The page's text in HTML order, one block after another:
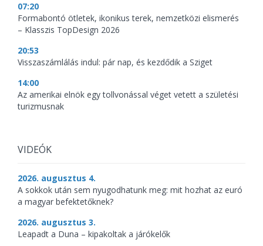
07:20
Formabontó ötletek, ikonikus terek, nemzetközi elismerés
– Klasszis TopDesign 2026
20:53
Visszaszámlálás indul: pár nap, és kezdődik a Sziget
14:00
Az amerikai elnök egy tollvonással véget vetett a születési
turizmusnak
VIDEÓK
2026. augusztus 4.
A sokkok után sem nyugodhatunk meg: mit hozhat az euró
a magyar befektetőknek?
2026. augusztus 3.
Leapadt a Duna – kipakoltak a járókelők